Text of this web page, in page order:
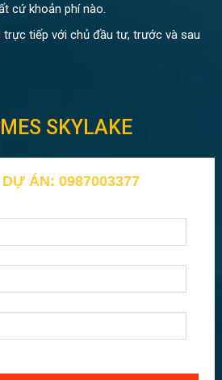
cứ khoản phí nào.
tiếp với chủ đầu tư, trước và sau
SKYLAKE
ÁN: 0987003377